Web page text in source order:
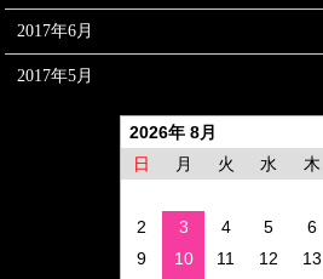
2017年6月
2017年5月
2026年 8月
日
月 火 水 木
2
3 4 5 6
9
10 11 12 13